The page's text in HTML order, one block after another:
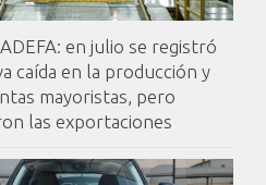
en julio se registró
caída en la producción y
mayoristas, pero
las exportaciones